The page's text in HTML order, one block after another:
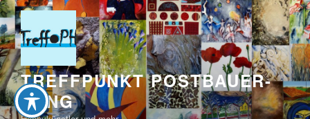
Zum
Inhalt
springen
TREFFPUNKT POSTBAUER-
HENG